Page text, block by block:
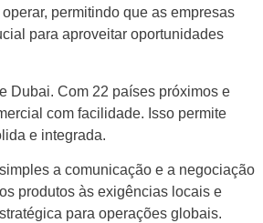
permitindo que as empresas
para aproveitar oportunidades
Dubai. Com 22 países próximos e
com facilidade. Isso permite
e integrada.
a comunicação e a negociação
produtos às exigências locais e
para operações globais.